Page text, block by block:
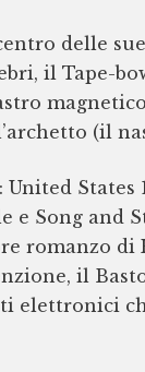
delle
il Tape-
(il
States
e Song and
romanzo
il
elettronici